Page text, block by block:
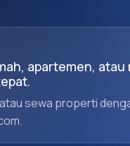
apartemen, atau
sewa properti